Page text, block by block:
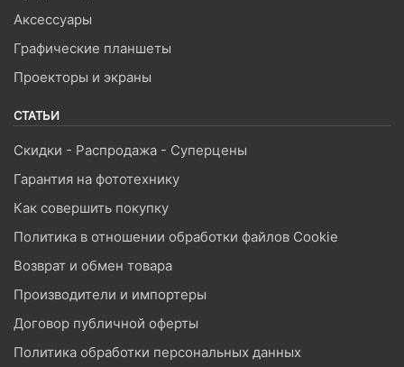
Аксессуары
Графические планшеты
Проекторы и экраны
СТАТЬИ
Скидки - Распродажа - Суперцены
Гарантия на фототехнику
Как совершить покупку
Политика в отношении обработки файлов Cookie
Возврат и обмен товара
Производители и импортеры
Договор публичной оферты
Политика обработки персональных данных